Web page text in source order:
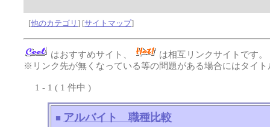
[他のカテゴリ] [サイトマップ]
はおすすめサイト、
は相互リンクサイトです。
※リンク先が無くなっている等の問題がある場合にはタイト
1 - 1 ( 1 件中 )
■ アルバイト 職種比較